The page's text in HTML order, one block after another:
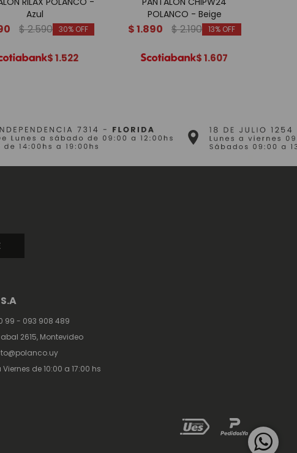
Azul
$2.590 30
$1.522
POLANCO - Beige
$1.890 $2.190 13
$1.607
99 - 093 908 489
2615, Montevideo
Viernes de 10:00 a 17:00 hs